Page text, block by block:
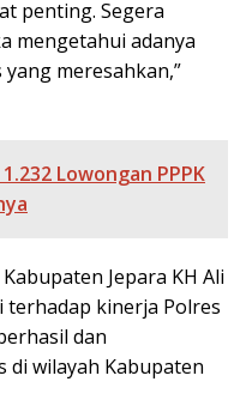
penting. Segera
mengetahui adanya
meresahkan,”
Lowongan PPPK
Jepara KH Ali
terhadap kinerja Polres
dan
di wilayah Kabupaten